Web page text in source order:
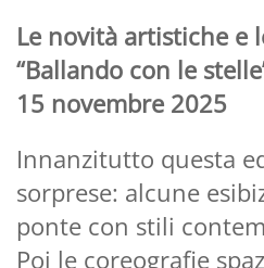
Le novità artistiche e
“Ballando con le
15 novembre 2025
Innanzitutto questa
sorprese: alcune
ponte con stili
Poi le coreografie